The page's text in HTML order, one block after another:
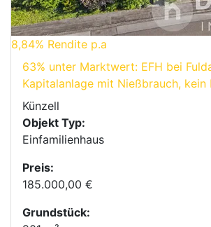
8,84% Rendite p.a
63% unter Marktwert: EFH bei
Kapitalanlage mit Nießbrauch, kein
Künzell
Objekt Typ:
Einfamilienhaus
Preis:
185.000,00 €
Grundstück: